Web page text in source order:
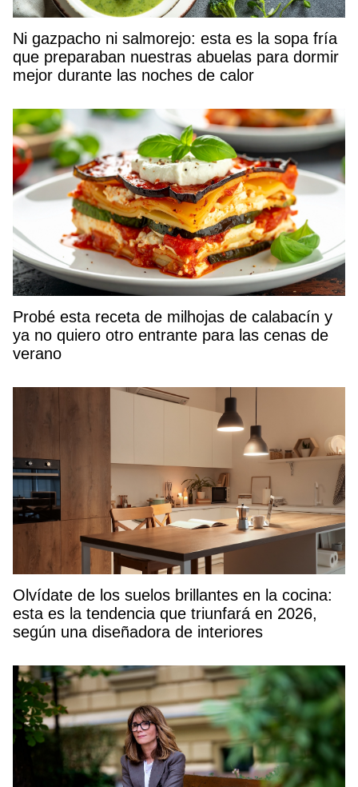
Ni gazpacho ni salmorejo: esta es la sopa fría
que preparaban nuestras abuelas para dormir
mejor durante las noches de calor
Probé esta receta de milhojas de calabacín y
ya no quiero otro entrante para las cenas de
verano
Olvídate de los suelos brillantes en la cocina:
esta es la tendencia que triunfará en 2026,
según una diseñadora de interiores